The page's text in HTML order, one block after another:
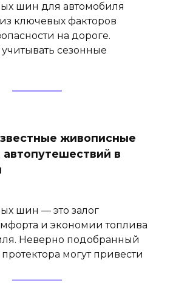
шин для автомобиля
ключевых факторов
на дороге.
сезонные
живописные
в
шин — это залог
и экономии топлива
Неверно подобранный
могут привести